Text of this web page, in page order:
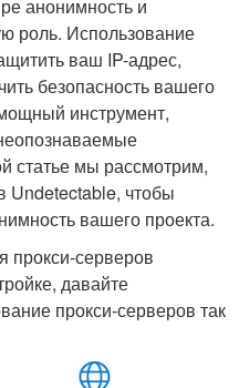
анонимность и
роль. Использование
ваш IP-адрес,
безопасность вашего
инструмент,
статье мы рассмотрим,
Undetectable, чтобы
вашего проекта.
прокси-серверов
давайте
прокси-серверов так